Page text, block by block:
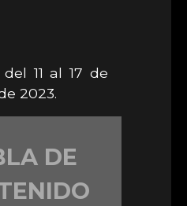
11 al 17 de
2023.
DE